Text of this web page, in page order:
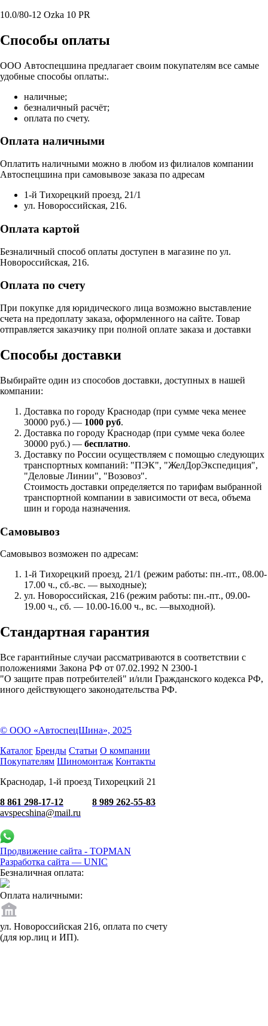
10.0/80-12 Ozka 10 PR
Способы оплаты
ООО Автоспецшина предлагает своим покупателям все самые
удобные способы оплаты:.
наличные;
безналичный расчёт;
оплата по счету.
Оплата наличными
Оплатить наличными можно в любом из филиалов компании
Автоспецшина при самовывозе заказа по адресам
1-й Тихорецкий проезд, 21/1
ул. Новороссийская, 216.
Оплата картой
Безналичный способ оплаты доступен в магазине по ул.
Новороссийская, 216.
Оплата по счету
При покупке для юридического лица возможно выставление
счета на предоплату заказа, оформленного на сайте. Товар
отправляется заказчику при полной оплате заказа и доставки
Способы доставки
Выбирайте один из способов доставки, доступных в нашей
компании:
Доставка по городу Краснодар (при сумме чека менее
30000 руб.) — 1000 руб.
Доставка по городу Краснодар (при сумме чека более
30000 руб.) — бесплатно.
Доставку по России осуществляем с помощью следующих
транспортных компаний: "ПЭК", "ЖелДорЭкспедиция",
"Деловые Линии", "Возовоз".
Стоимость доставки определяется по тарифам выбранной
транспортной компании в зависимости от веса, объема
шин и города назначения.
Самовывоз
Самовывоз возможен по адресам:
1-й Тихорецкий проезд, 21/1 (режим работы: пн.-пт., 08.00-
17.00 ч., сб.-вс. — выходные);
ул. Новороссийская, 216 (режим работы: пн.-пт., 09.00-
19.00 ч., сб. — 10.00-16.00 ч., вс. —выходной).
Стандартная гарантия
Все гарантийные случаи рассматриваются в соответствии с
положениями Закона РФ от 07.02.1992 N 2300-1
"О защите прав потребителей" и/или Гражданского кодекса РФ,
иного действующего законодательства РФ.
© ООО «АвтоспецШина», 2025
Каталог Бренды Статьи О компании
Покупателям Шиномонтаж Контакты
Краснодар, 1-й проезд Тихорецкий 21
8 861 298-17-12
8 989 262-55-83
avspecshina@mail.ru
Продвижение сайта - TOPMAN
Разработка сайта — UNIC
Безналичная оплата:
Оплата наличными:
ул. Новороссийская 216, оплата по счету
(для юр.лиц и ИП).